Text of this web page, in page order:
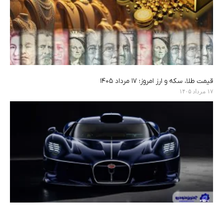
قیمت طلا، سکه و ارز امروز؛ ۱۷ مرداد ۱۴۰۵
۱۷ مرداد ۱۴۰۵